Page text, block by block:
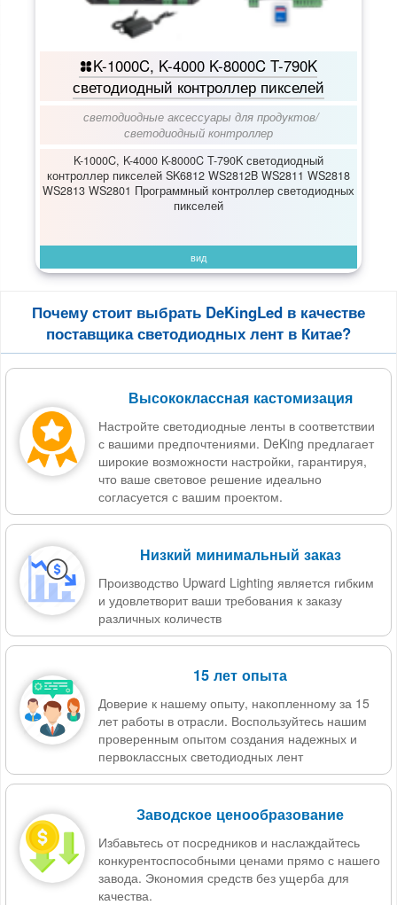
K-1000C, K-4000 K-8000C T-790K
светодиодный контроллер пикселей
светодиодные аксессуары для продуктов/
светодиодный контроллер
K-1000C, K-4000 K-8000C T-790K светодиодный
контроллер пикселей SK6812 WS2812B WS2811 WS2818
WS2813 WS2801 Программный контроллер светодиодных
пикселей
вид
Почему стоит выбрать DeKingLed в качестве
поставщика светодиодных лент в Китае?
Высококлассная кастомизация
Настройте светодиодные ленты в соответствии
с вашими предпочтениями. DeKing предлагает
широкие возможности настройки, гарантируя,
что ваше световое решение идеально
согласуется с вашим проектом.
Низкий минимальный заказ
Производство Upward Lighting является гибким
и удовлетворит ваши требования к заказу
различных количеств
15 лет опыта
Доверие к нашему опыту, накопленному за 15
лет работы в отрасли. Воспользуйтесь нашим
проверенным опытом создания надежных и
первоклассных светодиодных лент
Заводское ценообразование
Избавьтесь от посредников и наслаждайтесь
конкурентоспособными ценами прямо с нашего
завода. Экономия средств без ущерба для
качества.